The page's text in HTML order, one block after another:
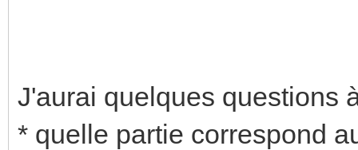
J'aurai quelques questions
* quelle partie correspond